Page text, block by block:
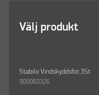
Välj produkt
Stabilo Vindskyddsfot 3St
900060326